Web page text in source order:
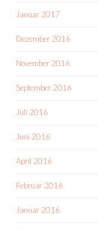
Januar 2017
Dezember 2016
November 2016
September 2016
Juli 2016
Juni 2016
April 2016
Februar 2016
Januar 2016